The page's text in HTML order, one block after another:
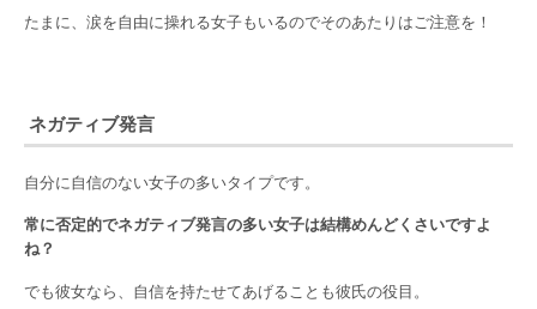
たまに、涙を自由に操れる女子もいるのでそのあたりはご注意を！
ネガティブ発言
自分に自信のない女子の多いタイプです。
常に否定的でネガティブ発言の多い女子は結構めんどくさいですよ
ね？
でも彼女なら、自信を持たせてあげることも彼氏の役目。